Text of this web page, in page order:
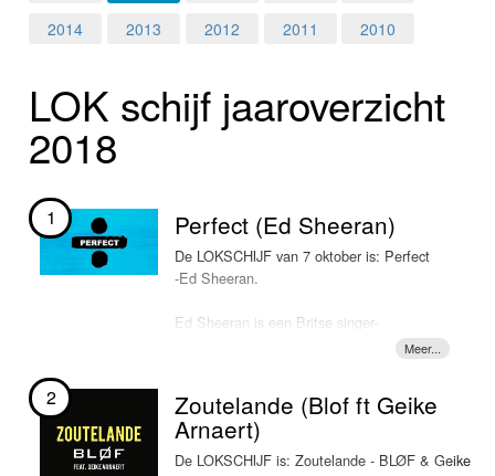
Programma's
Nieuws
Foto's
Video
Webcam
2014
2013 2012 2011 2010
LOK schijf jaar­over­zicht
2018
1 Perfect (Ed Sheeran)
De LOKSCHIJF van 7 oktober is: Perfect
-Ed Sheeran.
Ed Sheeran is een Britse singer-
songwriter ((Halifax, 17 februari 1991)
doorbreekt. Een paar maanden later
wordt de track ook in Nederland
opgepikt. Zijn debuutalbum "+"
2 Zoutelande (Blof ft Geike
Arnaert)
De LOKSCHIJF is: Zoutelande - BLØF & Geike